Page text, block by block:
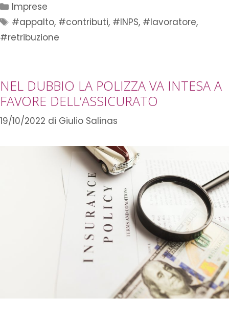
Imprese
#appalto, #contributi, #INPS, #lavoratore,
#retribuzione
NEL DUBBIO LA POLIZZA VA INTESA A
FAVORE DELL’ASSICURATO
19/10/2022 di Giulio Salinas